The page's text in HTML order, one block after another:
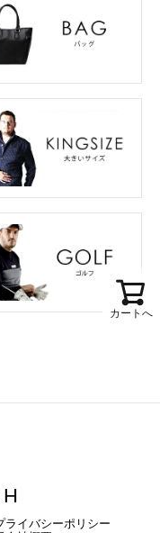
カートへ
ライバシーポリシー